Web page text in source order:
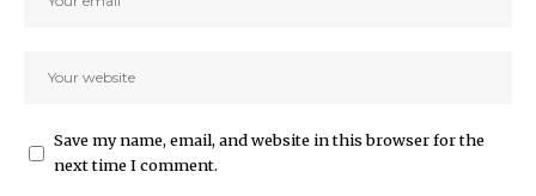
Save my name, email, and website in this browser for the
next time I comment.